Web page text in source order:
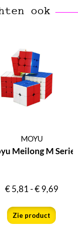
ook
MOYU
Meilong M Serie
€5,81-€9,69
Zie product